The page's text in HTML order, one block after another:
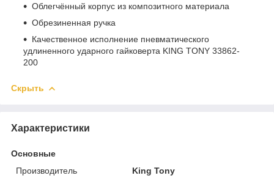
Облегчённый корпус из композитного материала
Обрезиненная ручка
Качественное исполнение пневматического
удлиненного ударного гайковерта KING TONY 33862-
200
Скрыть
Характеристики
Основные
Производитель
King Tony